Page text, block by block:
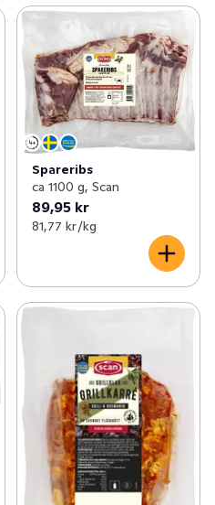
Spareribs
ca 1100 g, Scan
89,95 kr
81,77 kr /kg